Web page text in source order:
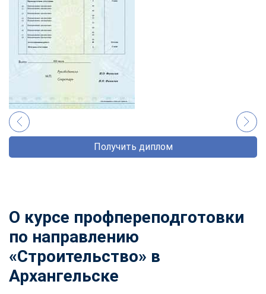
Получить диплом
О курсе профпереподготовки
по направлению
«Строительство» в
Архангельске